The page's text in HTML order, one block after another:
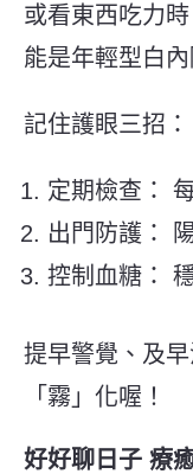
或看東西吃力
能是年輕型白
記住護眼三招：
定期檢查：
出門防護：
控制血糖：
提早警覺、及
「霧」化喔！
好好聊日子 療